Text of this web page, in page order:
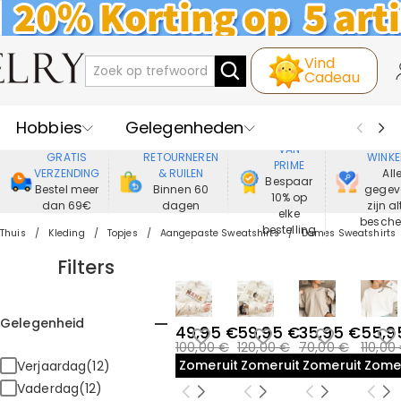
Vind
Cadeau
Hobbies
Gelegenheden
Recipienten
Best Verkochte
Nieuwe
Juwelen
Wonen&Leven
GRATIS
VERZENDING
Bestel meer
dan 69€
RETOURNEREN
& RUILEN
Binnen 60
dagen
VAN
PRIME
Bespaar
10% op
elke
bestelling
Alle
zijn
Thuis Kleding Topjes Aangepaste Sweatshirts Dames Sweatshirts
Filters
Gelegenheid
Verjaardag(12)
Vaderdag(12)
49,95 €
100,00 €
Zomeruitverkoop
59,95 €
120,00 €
Zomeruitverkoop
35,95 €
70,00 €